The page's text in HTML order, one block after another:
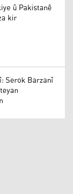
û Pakistanê
kir
Serok Barzanî